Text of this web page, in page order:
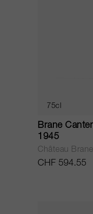
75cl
Brane
1945
Château
CHF 594.55